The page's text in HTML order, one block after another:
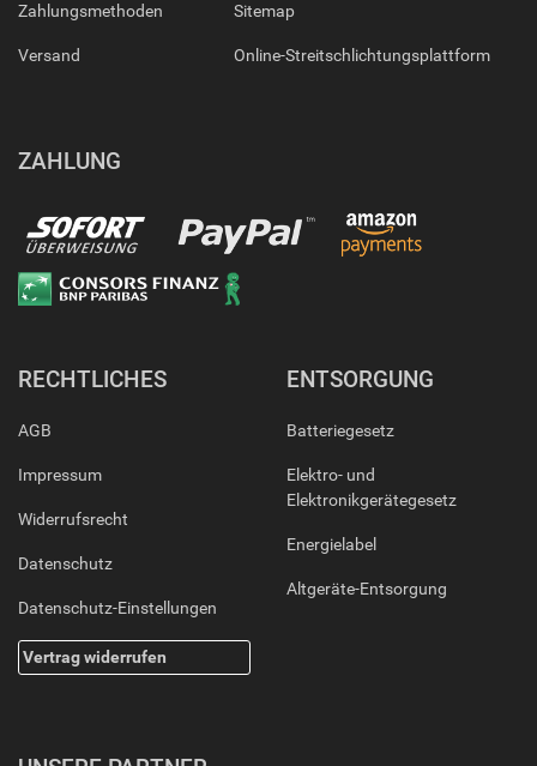
Zahlungsmethoden
Versand
Sitemap
Online-Streitschlichtungsplattform
ZAHLUNG
RECHTLICHES
AGB
Impressum
Widerrufsrecht
Datenschutz
Datenschutz-Einstellungen
Vertrag widerrufen
ENTSORGUNG
Batteriegesetz
Elektro- und
Elektronikgerätegesetz
Energielabel
Altgeräte-Entsorgung